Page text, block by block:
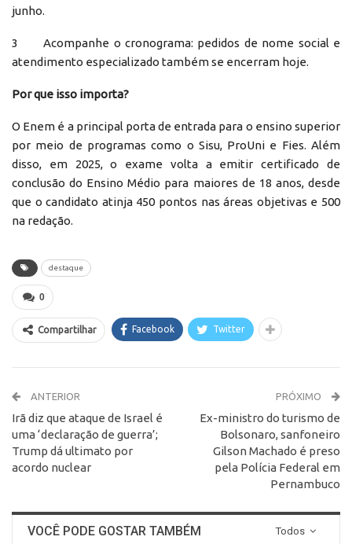
junho.
3 Acompanhe o cronograma: pedidos de nome social e
atendimento especializado também se encerram hoje.
Por que isso importa?
O Enem é a principal porta de entrada para o ensino superior
por meio de programas como o Sisu, ProUni e Fies. Além
disso, em 2025, o exame volta a emitir certificado de
conclusão do Ensino Médio para maiores de 18 anos, desde
que o candidato atinja 450 pontos nas áreas objetivas e 500
na redação.
destaque
0
Compartilhar Facebook Twitter
ANTERIOR
Irã diz que ataque de Israel é
uma ‘declaração de guerra’;
Trump dá ultimato por
acordo nuclear
PRÓXIMO
Ex-ministro do turismo de
Bolsonaro, sanfoneiro
Gilson Machado é preso
pela Polícia Federal em
Pernambuco
Todos
VOCÊ PODE GOSTAR TAMBÉM